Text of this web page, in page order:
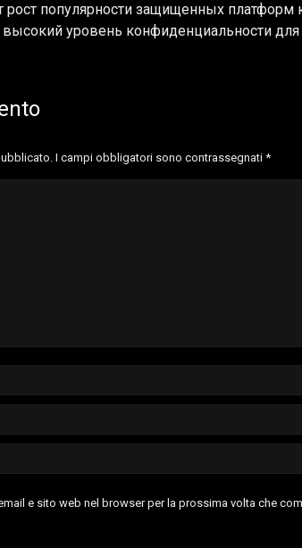
популярности защищенных платформ
уровень конфиденциальности для
I campi obbligatori sono contrassegnati *
e sito web nel browser per la prossima volta che